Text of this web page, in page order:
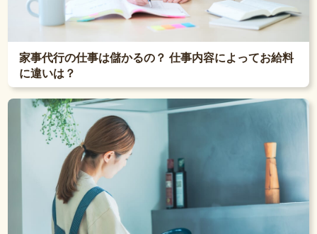
家事代行の仕事は儲かるの？ 仕事内容によってお給料
に違いは？